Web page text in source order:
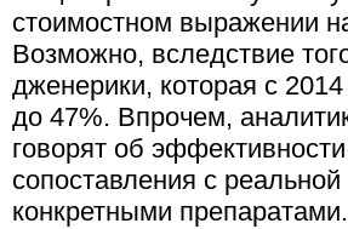
стоимостном выражении
Возможно, вследствие
дженерики, которая с
до 47%. Впрочем,
говорят об
сопоставления с
конкретными препаратами.